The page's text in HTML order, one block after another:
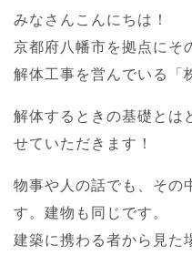
みなさんこんにちは！
京都府八幡市を拠点にそ
解体工事を営んでいる「
解体するときの基礎とは
せていただきます！
物事や人の話でも、その
す。建物も同じです。
建築に携わる者から見た